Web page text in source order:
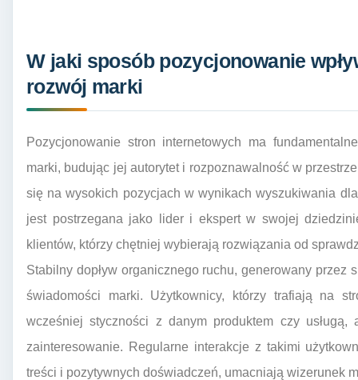
W jaki sposób pozycjonowanie
rozwój marki
Pozycjonowanie stron internetowych ma
marki, budując jej autorytet i rozpoznawalność w
się na wysokich pozycjach w wynikach wyszukiwania
jest postrzegana jako lider i ekspert w swojej
klientów, którzy chętniej wybierają rozwiązania od
Stabilny dopływ organicznego ruchu, generowany przez
świadomości marki. Użytkownicy, którzy trafiają na
wcześniej styczności z danym produktem czy
zainteresowanie. Regularne interakcje z takimi
treści i pozytywnych doświadczeń, umacniają wizerunek